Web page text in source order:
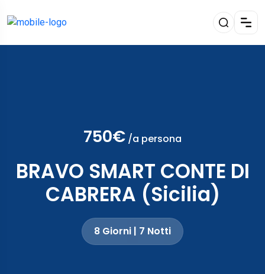
750€ /a persona
BRAVO SMART CONTE DI
CABRERA (Sicilia)
8 Giorni | 7 Notti